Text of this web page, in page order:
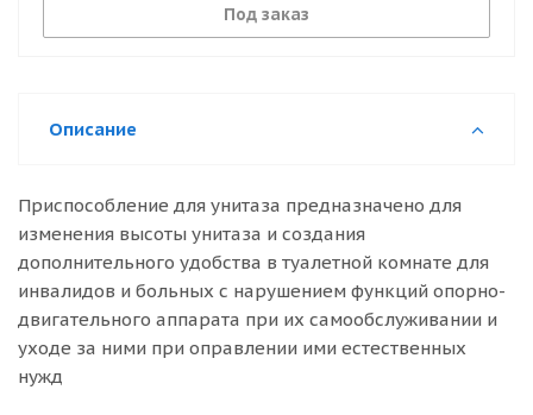
Под заказ
Описание
Приспособление для унитаза предназначено для
изменения высоты унитаза и создания
дополнительного удобства в туалетной комнате для
инвалидов и больных с нарушением функций опорно-
двигательного аппарата при их самообслуживании и
уходе за ними при оправлении ими естественных
нужд